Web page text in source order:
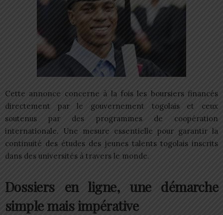
Cette annonce concerne à la fois les boursiers financés
directement par le gouvernement togolais et ceux
soutenus par des programmes de coopération
internationale. Une mesure essentielle pour garantir la
continuité des études des jeunes talents togolais inscrits
dans des universités à travers le monde.
Dossiers en ligne, une démarche
simple mais impérative